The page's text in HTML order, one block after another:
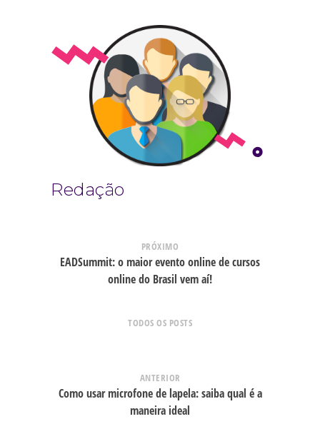
Redação
PRÓXIMO
EADSummit: o maior evento online de cursos
online do Brasil vem aí!
TODOS OS POSTS
ANTERIOR
Como usar microfone de lapela: saiba qual é a
maneira ideal